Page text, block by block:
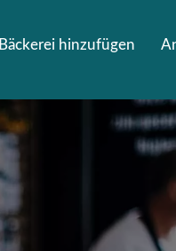
Bäckerei hinzufügen